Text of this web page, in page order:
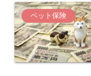
ペット保険